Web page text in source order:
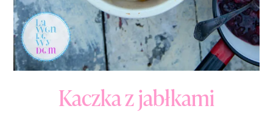
Kaczka z jabłkami